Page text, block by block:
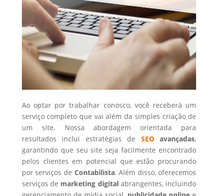
Ao optar por trabalhar conosco, você receberá um
serviço completo que vai além da simples criação de
um site. Nossa abordagem orientada para
resultados inclui estratégias de SEOavançadas,
garantindo que seu site seja facilmente encontrado
pelos clientes em potencial que estão procurando
por serviços de Contabilista. Além disso, oferecemos
serviços de marketing digital abrangentes, incluindo